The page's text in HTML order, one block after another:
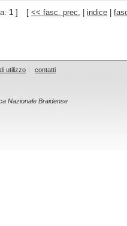
1 ] [ << fasc. prec. indice
utilizzo contatti
Nazionale Braidense